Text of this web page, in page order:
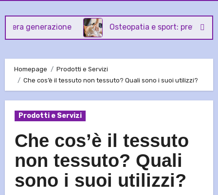
Osteopatia e sport: prevenzione e
Homepage
Prodotti e Servizi
Che cos’è il tessuto non tessuto? Quali sono i suoi utilizzi?
Prodotti e Servizi
Che cos’è il tessuto
non tessuto? Quali
sono i suoi utilizzi?